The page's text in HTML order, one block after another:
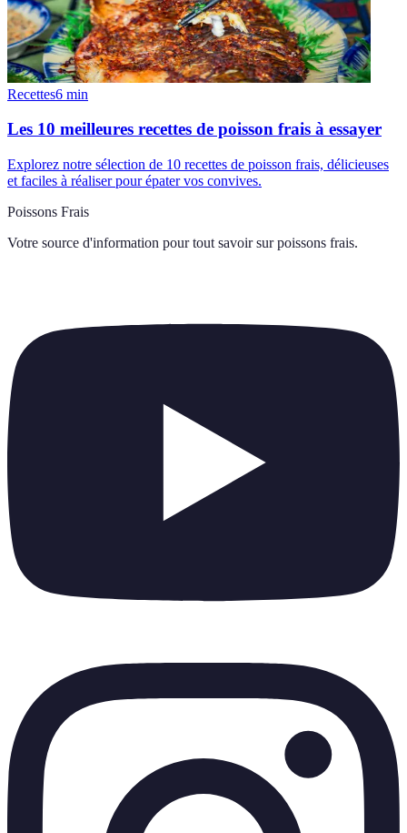
Recettes6 min
Les 10 meilleures recettes de poisson frais à essayer
Explorez notre sélection de 10 recettes de poisson frais, délicieuses
et faciles à réaliser pour épater vos convives.
Poissons Frais
Votre source d'information pour tout savoir sur poissons frais.